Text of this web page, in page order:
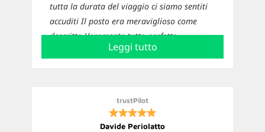
tutta la durata del viaggio ci siamo sentiti
accuditi Il posto era meraviglioso come
descritto Veramente tutto perfetto
Sicuramente ci affideremo nuovamente a
Leggi tutto
trustPilot
Davide Periolatto